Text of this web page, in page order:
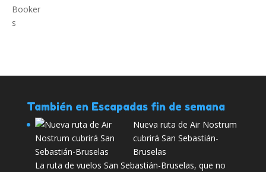
También en Escapadas fin de semana
Nueva ruta de Air Nostrum
cubrirá San Sebastián-
Bruselas
La ruta de vuelos San Sebastián-Bruselas, que no